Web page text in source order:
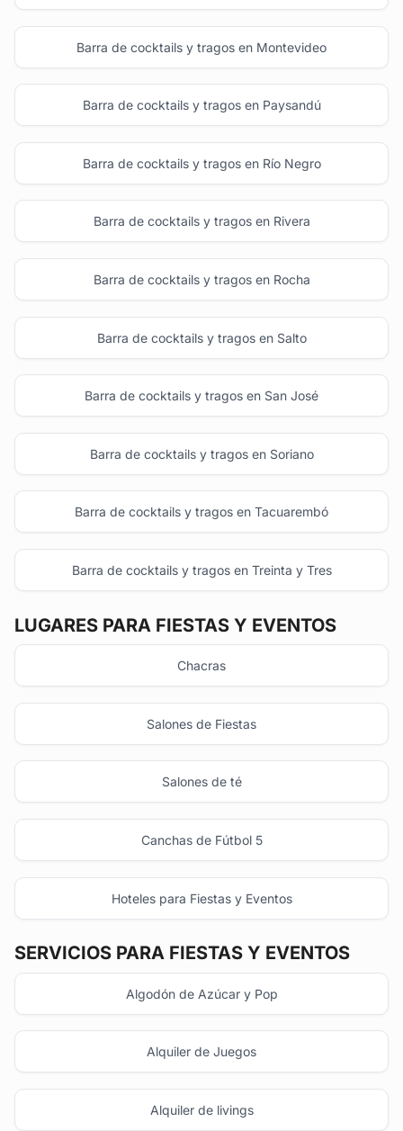
Barra de cocktails y tragos en Montevideo
Barra de cocktails y tragos en Paysandú
Barra de cocktails y tragos en Río Negro
Barra de cocktails y tragos en Rivera
Barra de cocktails y tragos en Rocha
Barra de cocktails y tragos en Salto
Barra de cocktails y tragos en San José
Barra de cocktails y tragos en Soriano
Barra de cocktails y tragos en Tacuarembó
Barra de cocktails y tragos en Treinta y Tres
LUGARES PARA FIESTAS Y EVENTOS
Chacras
Salones de Fiestas
Salones de té
Canchas de Fútbol 5
Hoteles para Fiestas y Eventos
SERVICIOS PARA FIESTAS Y EVENTOS
Algodón de Azúcar y Pop
Alquiler de Juegos
Alquiler de livings